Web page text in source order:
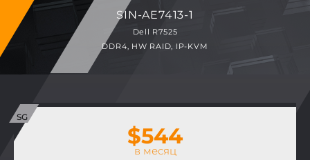
SIN-AE7413-1
Dell R7525
DDR4, HW RAID, IP-KVM
$544
в месяц